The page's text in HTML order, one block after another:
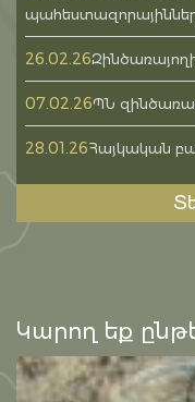
26.02.26
07.02.26ՊՆ
28.01.26Հայկական
Կարող եք